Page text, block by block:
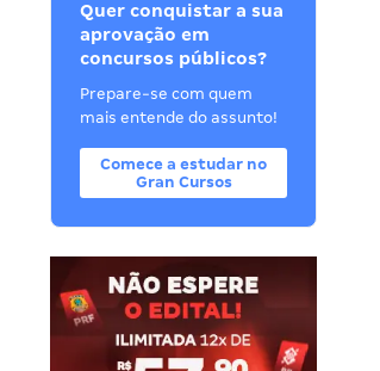
Quer conquistar a sua
aprovação em
concursos públicos?
Prepare-se com quem
mais entende do assunto!
Comece a estudar no
Gran Cursos